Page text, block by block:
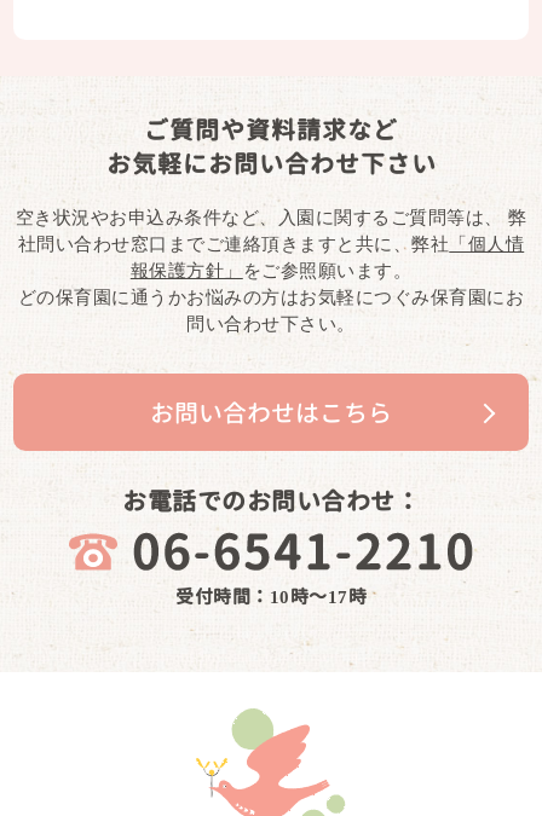
ご質問や資料請求など
お気軽にお問い合わせ下さい
空き状況やお申込み条件など、入園に関するご質問等は、
弊
社問い合わせ窓口までご連絡頂きますと共に、弊社 「個人情
報保護方針」
をご参照願います。
どの保育園に通うかお悩みの方はお気軽につぐみ保育園にお
問い合わせ下さい。
お問い合わせはこちら
お電話でのお問い合わせ：
受付時間：10時～17時